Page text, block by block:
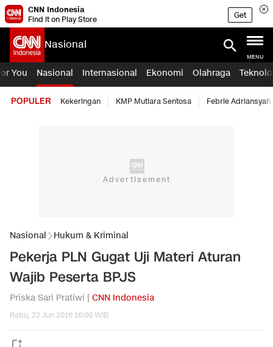
CNN Indonesia
Find it on Play Store
Get
Nasional
MENU
You Nasional Internasional Ekonomi Olahraga
POPULER Kekeringan KMP Mutiara Sentosa Febrie Adriansyah
Nasional Hukum & Kriminal
Pekerja PLN Gugat Uji Materi Aturan
Wajib Peserta BPJS
Priska Sari Pratiwi | CNN Indonesia
Rabu, 22 Jun 2016 16:00 WIB